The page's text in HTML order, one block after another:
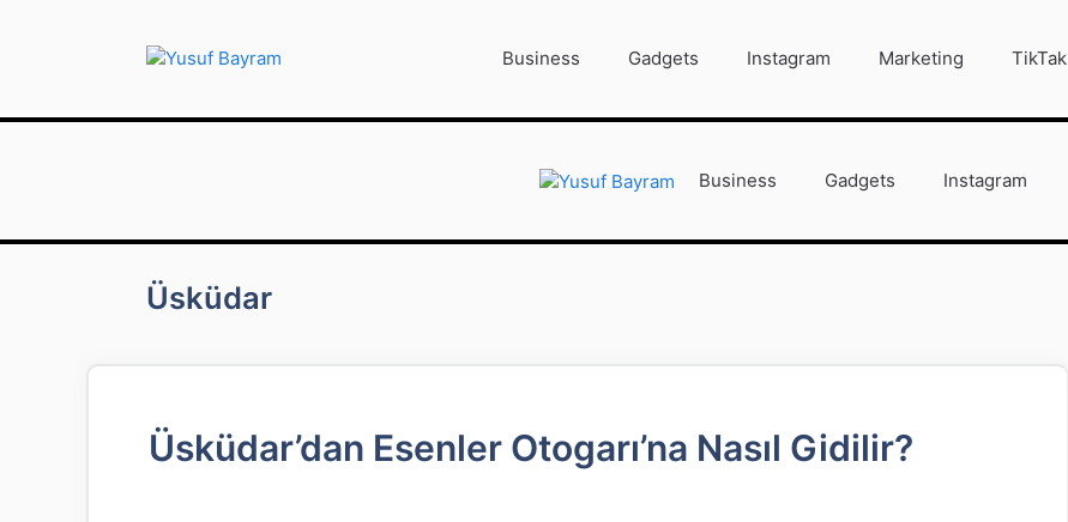
Business Gadgets Instagram Marketing TikTak
Business Gadgets Instagram
Üsküdar
Üsküdar’dan Esenler Otogarı’na Nasıl Gidilir?